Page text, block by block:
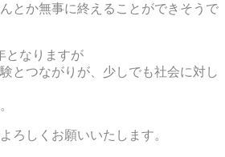
とか無事に終えることができそうで
となりますが
とつながりが、少しでも社会に対し
ろしくお願いいたします。